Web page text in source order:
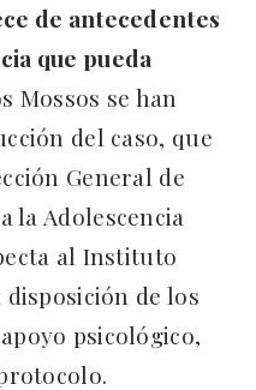
de antecedentes
que pueda
Mossos se han
del caso, que
General de
la Adolescencia
al Instituto
de los
psicológico,